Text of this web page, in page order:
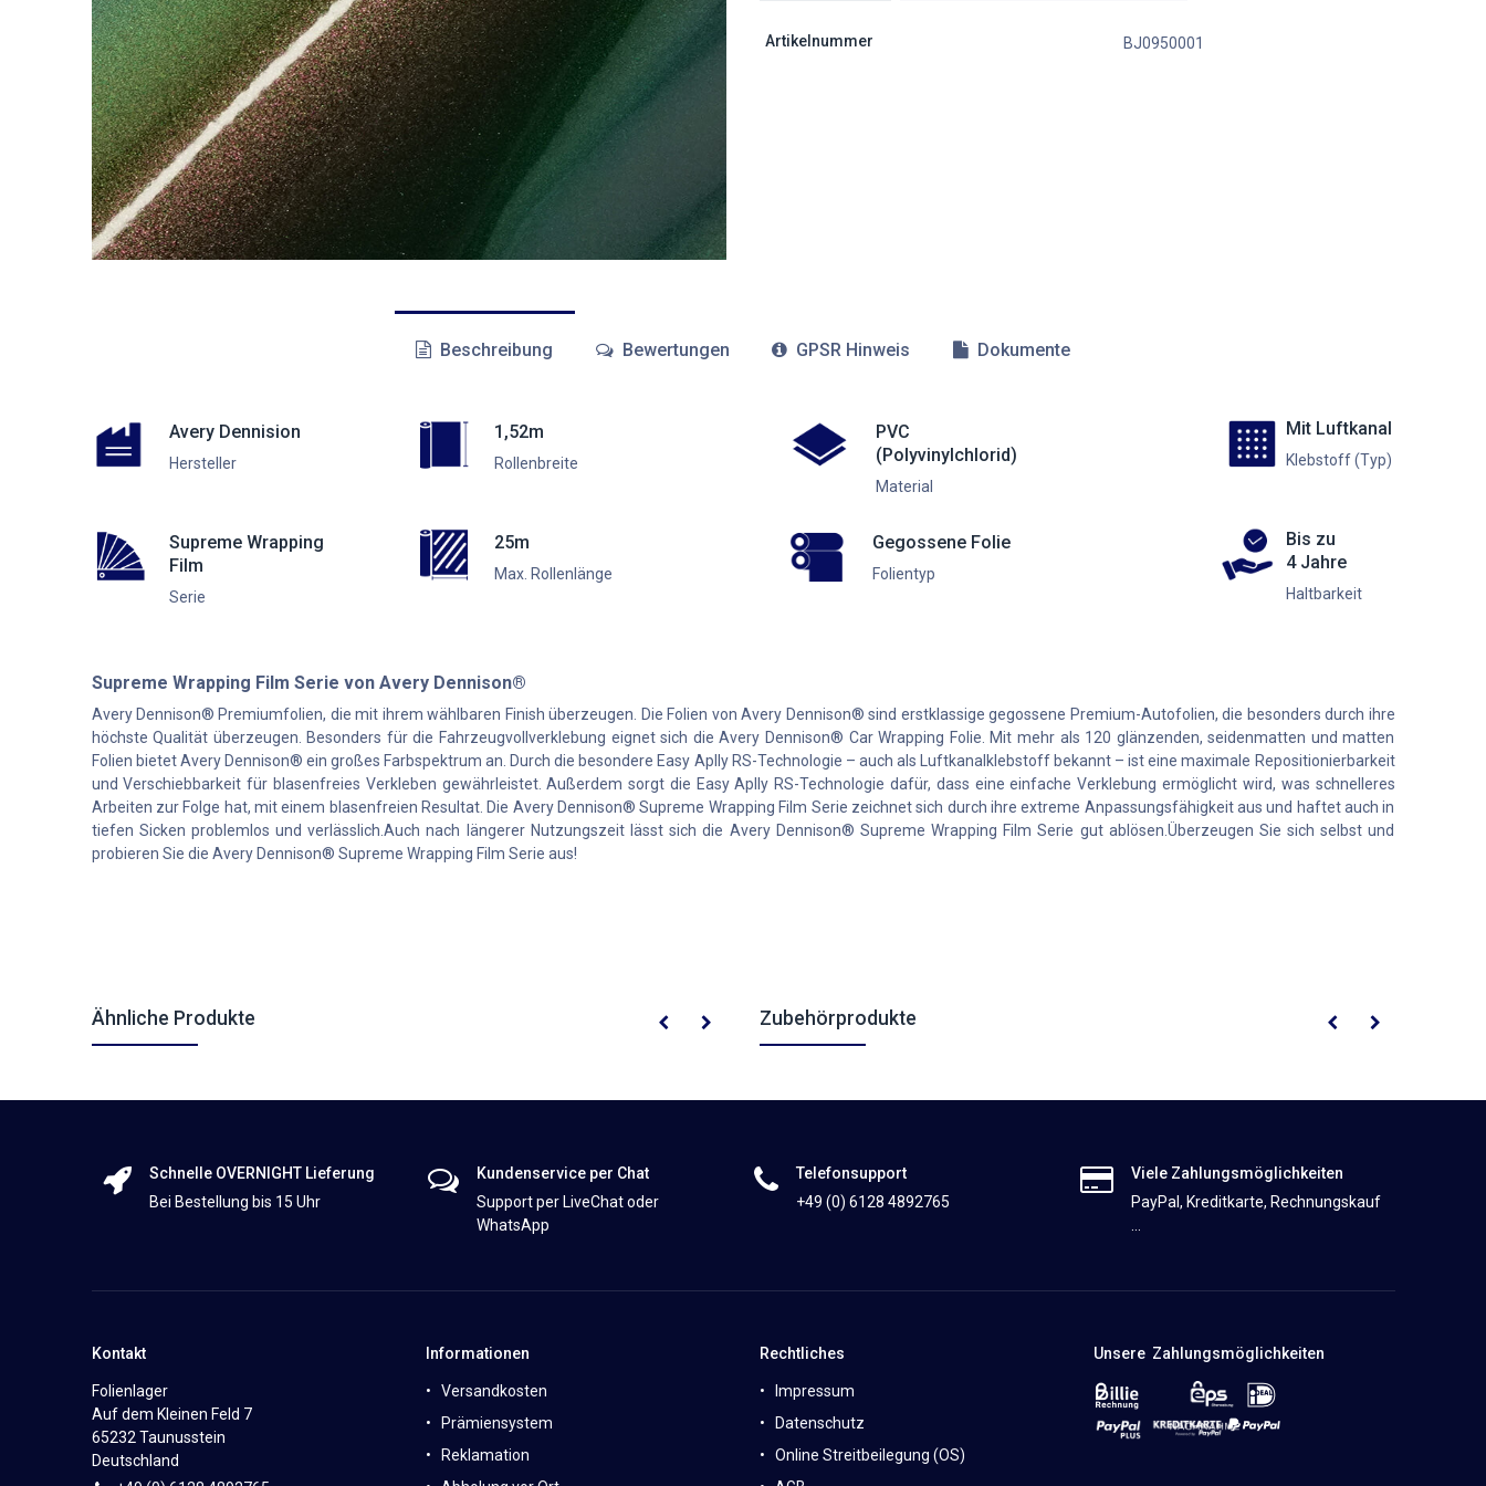
Artikelnummer BJ0950001
Beschreibung Bewertungen GPSR Hinweis Dokumente
Avery Dennision
Hersteller
Supreme Wrapping
Film
Serie
1,52m
Rollenbreite
25m
Max. Rollenlänge
PVC
(Polyvinylchlorid)
Material
Gegossene Folie
Folientyp
Mit Luftkanal
Klebstoff (Typ)
Bis zu
4 Jahre
Haltbarkeit
Supreme Wrapping Film Serie von Avery Dennison®
Avery Dennison® Premiumfolien, die mit ihrem wählbaren Finish überzeugen. Die Folien von Avery Dennison® sind erstklassige gegossene Premium-Autofolien, die besonders durch ihre
höchste Qualität überzeugen. Besonders für die Fahrzeugvollverklebung eignet sich die Avery Dennison® Car Wrapping Folie. Mit mehr als 120 glänzenden, seidenmatten und matten
Folien bietet Avery Dennison® ein großes Farbspektrum an. Durch die besondere Easy Aplly RS-Technologie – auch als Luftkanalklebstoff bekannt – ist eine maximale Repositionierbarkeit
und Verschiebbarkeit für blasenfreies Verkleben gewährleistet. Außerdem sorgt die Easy Aplly RS-Technologie dafür, dass eine einfache Verklebung ermöglicht wird, was schnelleres
Arbeiten zur Folge hat, mit einem blasenfreien Resultat. Die Avery Dennison® Supreme Wrapping Film Serie zeichnet sich durch ihre extreme Anpassungsfähigkeit aus und haftet auch in
tiefen Sicken problemlos und verlässlich.Auch nach längerer Nutzungszeit lässt sich die Avery Dennison® Supreme Wrapping Film Serie gut ablösen.Überzeugen Sie sich selbst und
probieren Sie die Avery Dennison® Supreme Wrapping Film Serie aus!
Ähnliche Produkte Zubehörprodukte
Schnelle OVERNIGHT Lieferung
Bei Bestellung bis 15 Uhr
Kundenservice per Chat
Support per LiveChat oder
WhatsApp
Telefonsupport
+49 (0) 6128 4892765
Viele Zahlungsmöglichkeiten
PayPal, Kreditkarte, Rechnungskauf
...
Kontakt
Folienlager
Auf dem Kleinen Feld 7
65232 Taunusstein
Deutschland
Informationen
Versandkosten
Prämiensystem
Reklamation
Rechtliches
Impressum
Datenschutz
Online Streitbeilegung (OS)
Unsere Zahlungsmöglichkeiten